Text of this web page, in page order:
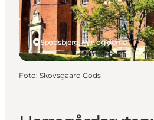
Spodsbjerg, Fyn og øerne
Foto: Skovsgaard Gods